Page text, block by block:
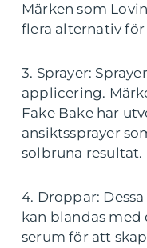
Märken som
flera alternativ
3. Sprayer:
applicering.
Fake Bake har
ansiktssprayer
solbruna resultat.
4. Droppar:
kan blandas
serum för att